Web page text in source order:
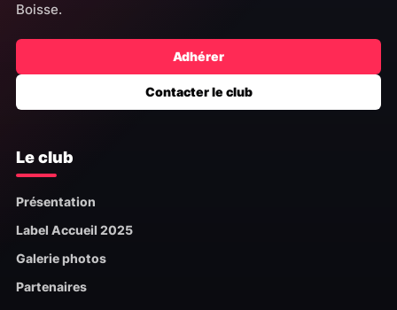
Boisse.
Adhérer
Contacter le club
Le club
Présentation
Label Accueil 2025
Galerie photos
Partenaires